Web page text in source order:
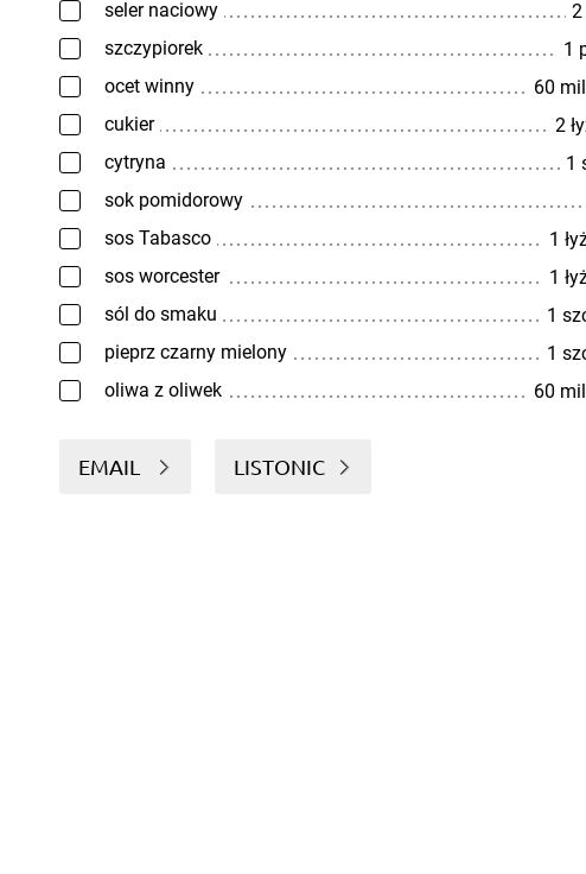
seler naciowy
2
szczypiorek
1
ocet winny
60
cukier
2
cytryna
1
sok pomidorowy
sos Tabasco
1
sos worcester
1
sól do smaku
1
pieprz czarny mielony
1
oliwa z oliwek
60
EMAIL LISTONIC